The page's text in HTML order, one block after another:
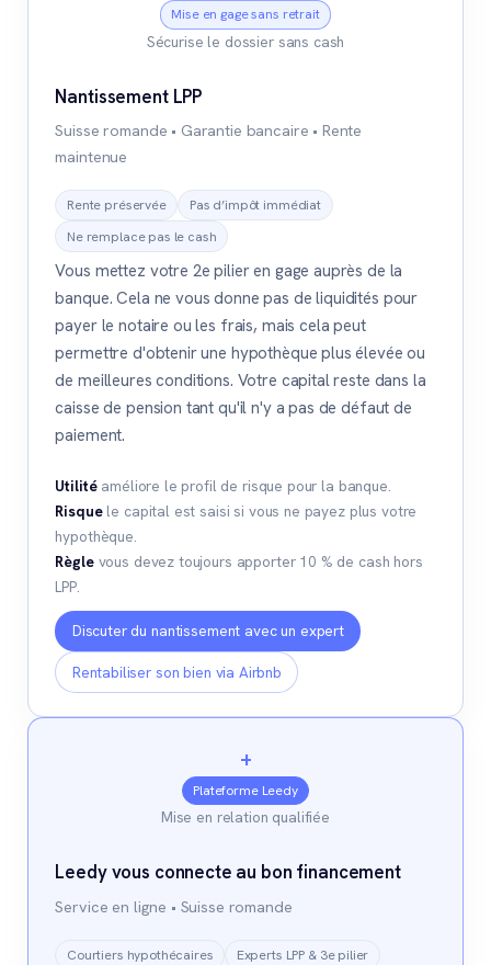
Mise en gage sans retrait
Sécurise le dossier sans cash
Nantissement LPP
Suisse romande • Garantie bancaire • Rente
maintenue
Rente préservée
Pas d’impôt immédiat
Ne remplace pas le cash
Vous mettez votre 2e pilier en gage auprès de la
banque. Cela ne vous donne pas de liquidités pour
payer le notaire ou les frais, mais cela peut
permettre d'obtenir une hypothèque plus élevée ou
de meilleures conditions. Votre capital reste dans la
caisse de pension tant qu'il n'y a pas de défaut de
paiement.
Utilitéaméliore le profil de risque pour la banque.
Risquele capital est saisi si vous ne payez plus votre
hypothèque.
Règlevous devez toujours apporter 10 % de cash hors
LPP.
Discuter du nantissement avec un expert
Rentabiliser son bien via Airbnb
+
Plateforme Leedy
Mise en relation qualifiée
Leedy vous connecte au bon financement
Service en ligne • Suisse romande
Courtiers hypothécaires
Experts LPP & 3e pilier